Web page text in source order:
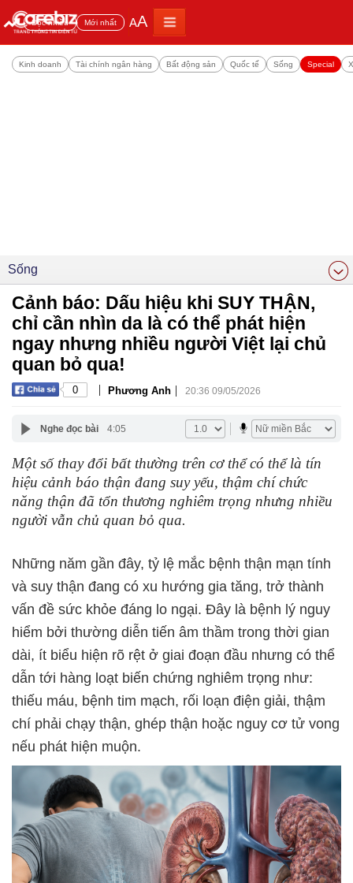
Đọc nhiều Mới nhất AA
Kinh doanh Tài chính ngân hàng Bất động sản Quốc tế Sống Special
Sống
Cảnh báo: Dấu hiệu khi SUY THẬN,
chỉ cần nhìn da là có thể phát hiện
ngay nhưng nhiều người Việt lại chủ
quan bỏ qua!
0 | Phương Anh | 20:36 09/05/2026
Nghe đọc bài 4:05
Một số thay đổi bất thường trên cơ thể có thể là tín
hiệu cảnh báo thận đang suy yếu, thậm chí chức
năng thận đã tổn thương nghiêm trọng nhưng nhiều
người vẫn chủ quan bỏ qua.
Những năm gần đây, tỷ lệ mắc bệnh thận mạn tính
và suy thận đang có xu hướng gia tăng, trở thành
vấn đề sức khỏe đáng lo ngại. Đây là bệnh lý nguy
hiểm bởi thường diễn tiến âm thầm trong thời gian
dài, ít biểu hiện rõ rệt ở giai đoạn đầu nhưng có thể
dẫn tới hàng loạt biến chứng nghiêm trọng như:
thiếu máu, bệnh tim mạch, rối loạn điện giải, thậm
chí phải chạy thận, ghép thận hoặc nguy cơ tử vong
nếu phát hiện muộn.